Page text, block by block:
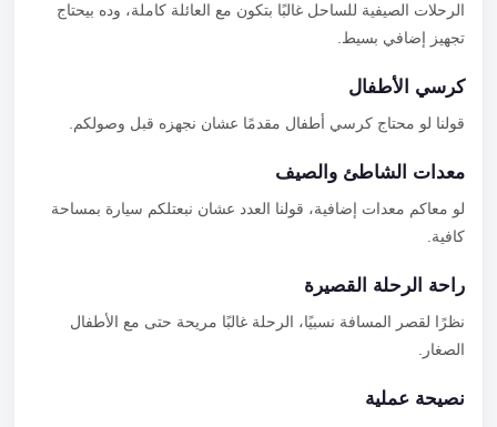
الرحلات الصيفية للساحل غالبًا بتكون مع العائلة كاملة، وده بيحتاج
تجهيز إضافي بسيط.
كرسي الأطفال
قولنا لو محتاج كرسي أطفال مقدمًا عشان نجهزه قبل وصولكم.
معدات الشاطئ والصيف
لو معاكم معدات إضافية، قولنا العدد عشان نبعتلكم سيارة بمساحة
كافية.
راحة الرحلة القصيرة
نظرًا لقصر المسافة نسبيًا، الرحلة غالبًا مريحة حتى مع الأطفال
الصغار.
نصيحة عملية